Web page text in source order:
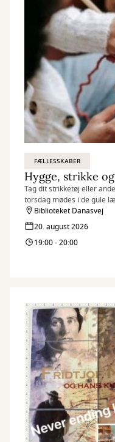
FÆLLESSKABER
Hygge, strikke
Tag dit strikketøj eller
torsdag mødes i de gule
Biblioteket Danasvej
20. august 2026
19:00 - 20:00